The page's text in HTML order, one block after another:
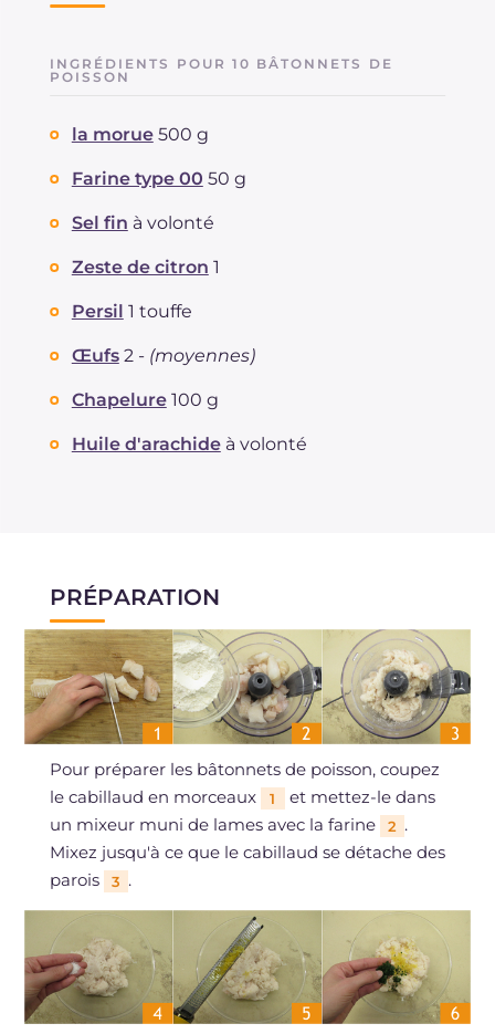
INGRÉDIENTS POUR 10 BÂTONNETS DE
POISSON
la morue 500 g
Farine type 00 50 g
Sel fin à volonté
Zeste de citron 1
Persil 1 touffe
Œufs 2 - (moyennes)
Chapelure 100 g
Huile d'arachide à volonté
PRÉPARATION
Pour préparer les bâtonnets de poisson, coupez
le cabillaud en morceaux
1
et mettez-le dans
un mixeur muni de lames avec la farine
2 .
Mixez jusqu'à ce que le cabillaud se détache des
parois
3 .